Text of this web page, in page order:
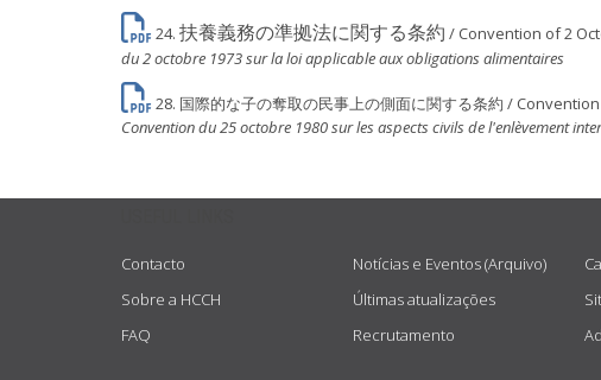
24. 扶養義務の準拠法に関する条約 / Convention of 2
du 2 octobre 1973 sur la loi applicable aux obligations alimentaires
28. 国際的な子の奪取の民事上の側面に関する条約 /
Convention du 25 octobre 1980 sur les aspects civils de l'enlèvement
Contacto
Sobre a HCCH
FAQ
Notícias e Eventos (Arquivo)
Últimas atualizações
Recrutamento